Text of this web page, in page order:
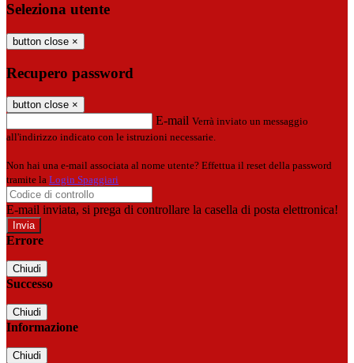
Seleziona utente
button close ×
Recupero password
button close ×
E-mail Verrà inviato un messaggio
all'indirizzo indicato con le istruzioni necessarie.
Non hai una e-mail associata al nome utente? Effettua il reset della password
tramite la Login Spaggiari
E-mail inviata, si prega di controllare la casella di posta elettronica!
Errore
Chiudi
Successo
Chiudi
Informazione
Chiudi